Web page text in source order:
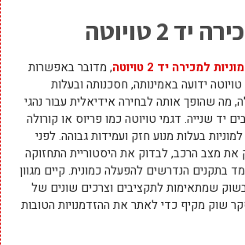
2 טויוטה
מוניות למכירה יד 2 טויוטה
, מדובר באפשרות
ידועה באמינותה, חסכנותה ובעלות
מה שהופך אותה לבחירה אידיאלית עבור נהגי
יד שנייה. דגמי טויוטה כמו פריוס או קורולה
בעלות מנוע חזק ועמידות גבוהה. לפני
את מצב הרכב, לבדוק את היסטוריית התחזוקה
בתקנים הנדרשים להפעלה כמונית. קיים מגוון
שמתאימות לתקציבים וצרכים שונים של
שוק מקיף כדי לאתר את ההזדמנויות הטובות